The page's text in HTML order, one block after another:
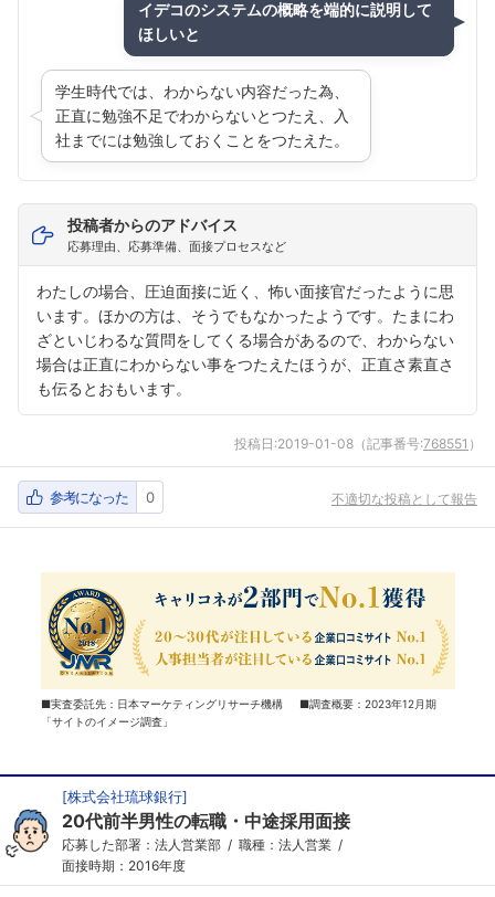
イデコのシステムの概略を端的に説明して
ほしいと
学生時代では、わからない内容だった為、
正直に勉強不足でわからないとつたえ、入
社までには勉強しておくことをつたえた。
投稿者からのアドバイス
応募理由、応募準備、面接プロセスなど
わたしの場合、圧迫面接に近く、怖い面接官だったように思
います。ほかの方は、そうでもなかったようです。たまにわ
ざといじわるな質問をしてくる場合があるので、わからない
場合は正直にわからない事をつたえたほうが、正直さ素直さ
も伝るとおもいます。
投稿日:2019-01-08 （記事番号:768551 ）
参考になった 0 不適切な投稿として報告
■実査委託先：日本マーケティングリサーチ機構 ■調査概要：2023年12月期
「サイトのイメージ調査」
[株式会社琉球銀行]
20代前半男性の転職・中途採用面接
応募した部署：法人営業部
職種：法人営業
面接時期：2016年度